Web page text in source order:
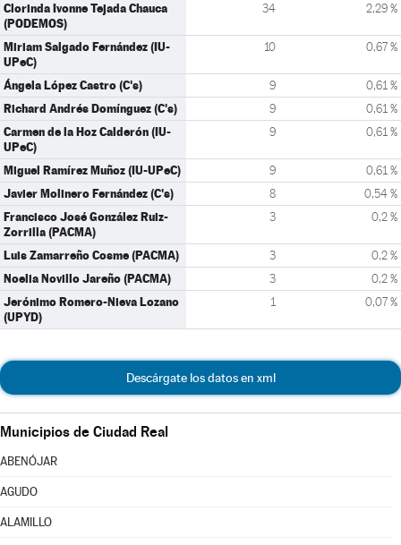
Clorinda Ivonne Tejada Chauca
(PODEMOS)
34 2,29 %
Miriam Salgado Fernández (IU-
UPeC)
10 0,67 %
Ángela López Castro (C's) 9 0,61 %
Richard Andrés Domínguez (C's) 9 0,61 %
Carmen de la Hoz Calderón (IU-
UPeC)
9 0,61 %
Miguel Ramírez Muñoz (IU-UPeC) 9 0,61 %
Javier Molinero Fernández (C's) 8 0,54 %
Francisco José González Ruiz-
Zorrilla (PACMA)
3 0,2 %
Luis Zamarreño Cosme (PACMA) 3 0,2 %
Noelia Novillo Jareño (PACMA) 3 0,2 %
Jerónimo Romero-Nieva Lozano
(UPYD)
1 0,07 %
Descárgate los datos en xml
Municipios de Ciudad Real
ABENÓJAR
AGUDO
ALAMILLO